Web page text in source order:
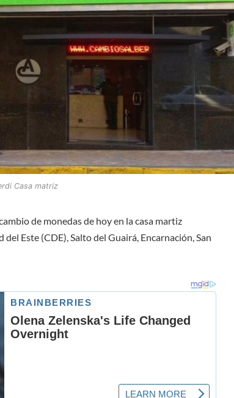
Casa matriz
de monedas de hoy en la casa martiz
Este (CDE), Salto del Guairá, Encarnación, San